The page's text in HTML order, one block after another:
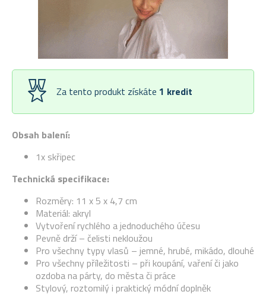
Obsah balení:
1x skřipec
Technická specifikace:
Rozměry: 11 x 5 x 4,7 cm
Materiál: akryl
Vytvoření rychlého a jednoduchého účesu
Pevně drží – čelisti nekloužou
Pro všechny typy vlasů – jemné, hrubé, mikádo, dlouhé
Pro všechny příležitosti – při koupání, vaření či jako
ozdoba na párty, do města či práce
Stylový, roztomilý i praktický módní doplněk
Za tento produkt získáte 1 kredit